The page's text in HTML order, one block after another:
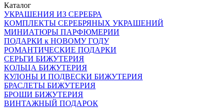
Каталог
УКРАШЕНИЯ ИЗ СЕРЕБРА
КОМПЛЕКТЫ СЕРЕБРЯНЫХ УКРАШЕНИЙ
МИНИАТЮРЫ ПАРФЮМЕРИИ
ПОДАРКИ к НОВОМУ ГОДУ
РОМАНТИЧЕСКИЕ ПОДАРКИ
СЕРЬГИ БИЖУТЕРИЯ
КОЛЬЦА БИЖУТЕРИЯ
КУЛОНЫ И ПОДВЕСКИ БИЖУТЕРИЯ
БРАСЛЕТЫ БИЖУТЕРИЯ
БРОШИ БИЖУТЕРИЯ
ВИНТАЖНЫЙ ПОДАРОК